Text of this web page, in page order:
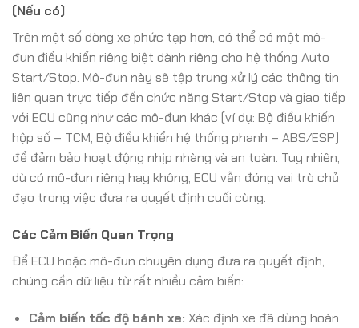
(Nếu có)
Trên một số dòng xe phức tạp hơn, có thể có một mô-
đun điều khiển riêng biệt dành riêng cho hệ thống Auto
Start/Stop. Mô-đun này sẽ tập trung xử lý các thông tin
liên quan trực tiếp đến chức năng Start/Stop và giao tiếp
với ECU cũng như các mô-đun khác (ví dụ: Bộ điều khiển
hộp số – TCM, Bộ điều khiển hệ thống phanh – ABS/ESP)
để đảm bảo hoạt động nhịp nhàng và an toàn. Tuy nhiên,
dù có mô-đun riêng hay không, ECU vẫn đóng vai trò chủ
đạo trong việc đưa ra quyết định cuối cùng.
Các Cảm Biến Quan Trọng
Để ECU hoặc mô-đun chuyên dụng đưa ra quyết định,
chúng cần dữ liệu từ rất nhiều cảm biến:
Cảm biến tốc độ bánh xe: Xác định xe đã dừng hoàn